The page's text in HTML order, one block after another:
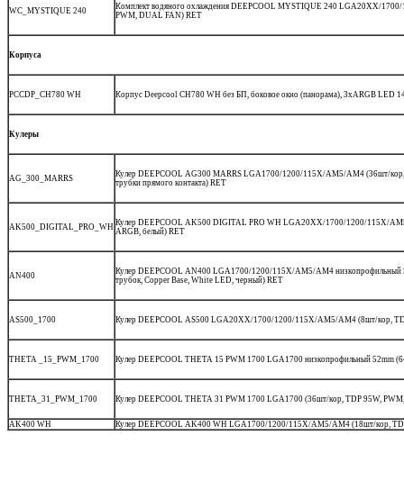
WC_MYSTIQUE 240
Комплект водяного охлаждения DEEPCOOL MYSTIQUE 240 LGA20XX/
PWM, DUAL FAN) RET
Корпуса
PCCDP_CH780 WH Корпус Deepcool CH780 WH без БП, боковое окно (панорама), 3xARGB LED
Кулеры
AG_300_MARRS
Кулер DEEPCOOL AG300 MARRS LGA1700/1200/115X/AM5/AM4 (36шт/
трубки прямого контакта) RET
AK500_DIGITAL_PRO_WH Кулер DEEPCOOL AK500 DIGITAL PRO WH LGA20XX/1700/1200/115X/
ARGB, белый) RET
AN400
Кулер DEEPCOOL AN400 LGA1700/1200/115X/AM5/AM4 низкопрофильный
трубок, Copper Base, White LED, черный) RET
AS500_1700 Кулер DEEPCOOL AS500 LGA20XX/1700/1200/115X/AM5/AM4 (8шт/кор,
THETA _15_PWM_1700 Кулер DEEPCOOL THETA 15 PWM 1700 LGA1700 низкопрофильный 52mm
THETA_31_PWM_1700 Кулер DEEPCOOL THETA 31 PWM 1700 LGA1700 (36шт/кор, TDP 95W,
AK400 WH Кулер DEEPCOOL AK400 WH LGA1700/1200/115X/AM5/AM4 (18шт/кор, TDP